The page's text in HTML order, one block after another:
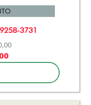
3731